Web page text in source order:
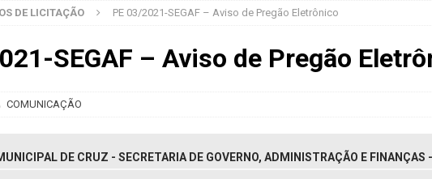
DE LICITAÇÃO PE 03/2021-SEGAF – Aviso de Pregão Eletrônico
SEGAF – Aviso de Pregão
COMUNICAÇÃO
DE CRUZ - SECRETARIA DE GOVERNO, ADMINISTRAÇÃO E